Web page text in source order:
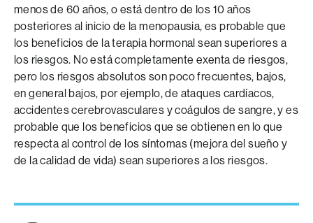
menos de 60 años, o está dentro de los 10 años
posteriores al inicio de la menopausia, es probable que
los beneficios de la terapia hormonal sean superiores a
los riesgos. No está completamente exenta de riesgos,
pero los riesgos absolutos son poco frecuentes, bajos,
en general bajos, por ejemplo, de ataques cardíacos,
accidentes cerebrovasculares y coágulos de sangre, y es
probable que los beneficios que se obtienen en lo que
respecta al control de los síntomas (mejora del sueño y
de la calidad de vida) sean superiores a los riesgos.